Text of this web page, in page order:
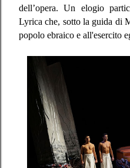
dell’opera. Un elogio
Lyrica che, sotto la guida di
popolo ebraico e all'esercito